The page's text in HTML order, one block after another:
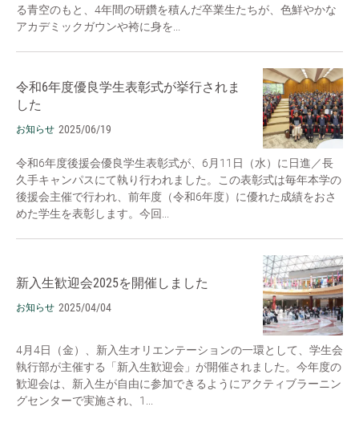
る青空のもと、4年間の研鑽を積んだ卒業生たちが、色鮮やかな
アカデミックガウンや袴に身を...
令和6年度優良学生表彰式が挙行されま
した
お知らせ 2025/06/19
令和6年度後援会優良学生表彰式が、6月11日（水）に日進／長
久手キャンパスにて執り行われました。この表彰式は毎年本学の
後援会主催で行われ、前年度（令和6年度）に優れた成績をおさ
めた学生を表彰します。今回...
新入生歓迎会2025を開催しました
お知らせ 2025/04/04
4月4日（金）、新入生オリエンテーションの一環として、学生会
執行部が主催する「新入生歓迎会」が開催されました。今年度の
歓迎会は、新入生が自由に参加できるようにアクティブラーニン
グセンターで実施され、1...